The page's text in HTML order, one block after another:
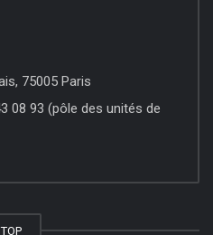
75005 Paris
08 93 (pôle des unités de
TOP